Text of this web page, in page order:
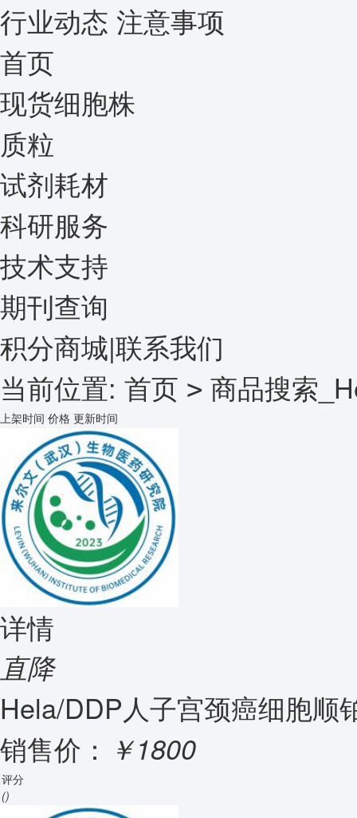
行业动态 注意事项
首页
现货细胞株
质粒
试剂耗材
科研服务
技术支持
期刊查询
积分商城|联系我们
当前位置: 首页 > 商品搜索
上架时间 价格 更新时间
详情
直降
Hela/DDP人子宫颈癌细胞顺
销售价： ￥1800
评分
()